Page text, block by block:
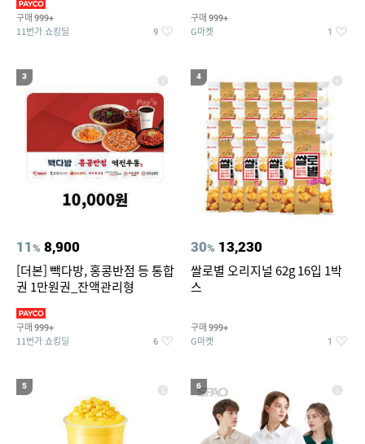
구매 999+
11번가 쇼킹딜 9
티커 세트
구매 999+
G마켓 1
3
11% 8,900
[더본] 빽다방, 홍콩반점 등 통합
권 1만원권_잔액관리형
구매 999+
11번가 쇼킹딜 6
4
30% 13,230
쌀로별 오리지널 62g 16입 1박
스
구매 999+
G마켓 1
5 6